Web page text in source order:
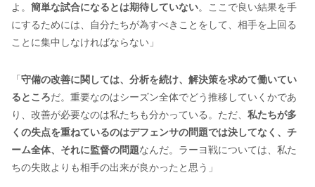
よ。 簡単な試合になるとは期待していない。ここで良い結果を手
にするためには、自分たちが為すべきことをして、相手を上回る
ことに集中しなければならない」
「守備の改善に関しては、分析を続け、解決策を求めて働いてい
るところだ。重要なのはシーズン全体でどう推移していくかであ
り、改善が必要なのは私たちも分かっている。ただ、 私たちが多
くの失点を重ねているのはデフェンサの問題では決してなく、チ
ーム全体、それに監督の問題なんだ。ラーヨ戦については、私た
ちの失敗よりも相手の出来が良かったと思う」